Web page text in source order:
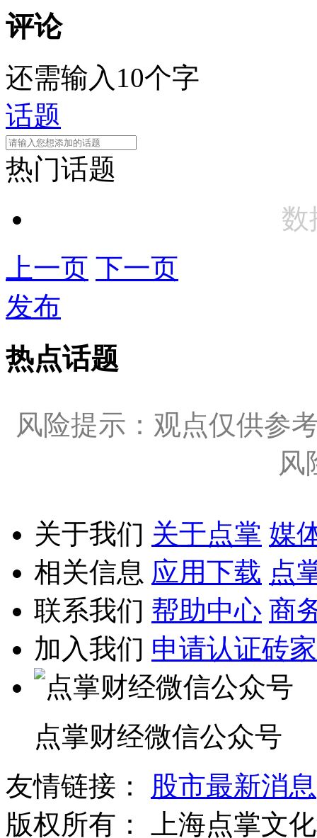
评论
还需输入10个字
话题
热门话题
数
上一页 下一页
发布
热点话题
风险提示：观点仅供参
风
关于我们 关于点掌 媒
相关信息 应用下载 点
联系我们 帮助中心 商
加入我们 申请认证砖家
点掌财经微信公众号
友情链接：
股市最新消息
版权所有：
上海点掌文